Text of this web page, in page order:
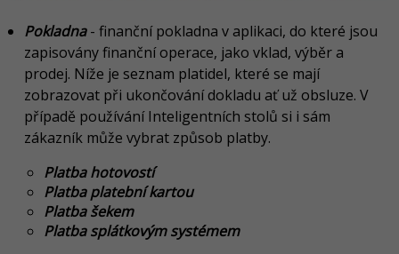
Pokladna- finanční pokladna v aplikaci, do které jsou
zapisovány finanční operace, jako vklad, výběr a
prodej. Níže je seznam platidel, které se mají
zobrazovat při ukončování dokladu ať už obsluze. V
případě používání Inteligentních stolů si i sám
zákazník může vybrat způsob platby.
Platba hotovostí
Platba platební kartou
Platba šekem
Platba splátkovým systémem